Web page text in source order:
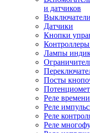
и датчиков
Датчики
Кнопки
Лампы
Посты
Реле времени
Реле
Реле
Реле